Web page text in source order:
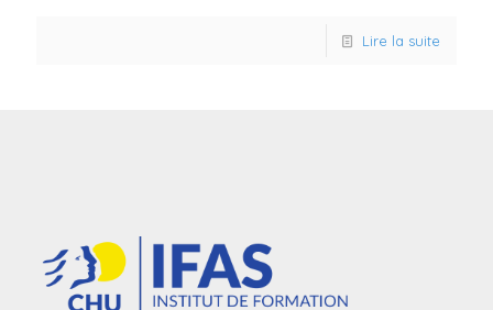
Lire la suite